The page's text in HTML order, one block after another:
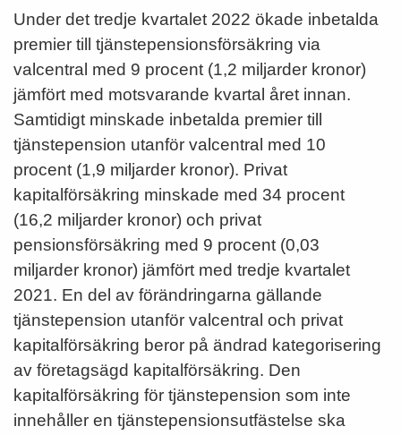
Under det tredje kvartalet 2022 ökade inbetalda
premier till tjänstepensionsförsäkring via
valcentral med 9 procent (1,2 miljarder kronor)
jämfört med motsvarande kvartal året innan.
Samtidigt minskade inbetalda premier till
tjänstepension utanför valcentral med 10
procent (1,9 miljarder kronor). Privat
kapitalförsäkring minskade med 34 procent
(16,2 miljarder kronor) och privat
pensionsförsäkring med 9 procent (0,03
miljarder kronor) jämfört med tredje kvartalet
2021. En del av förändringarna gällande
tjänstepension utanför valcentral och privat
kapitalförsäkring beror på ändrad kategorisering
av företagsägd kapitalförsäkring. Den
kapitalförsäkring för tjänstepension som inte
innehåller en tjänstepensionsutfästelse ska